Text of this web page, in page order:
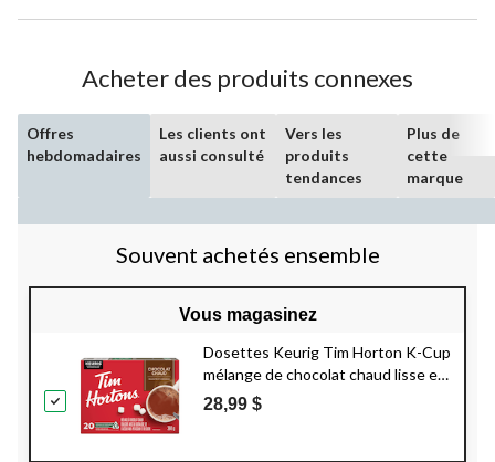
Acheter des produits connexes
Offres
hebdomadaires
Les clients ont
aussi consulté
Vers les
produits
tendances
Plus de
cette
marque
Souvent achetés ensemble
Vous magasinez
Dosettes Keurig Tim Horton K-Cup
mélange de chocolat chaud lisse et
crémeux, 360 g, paq. 20
28,99 $